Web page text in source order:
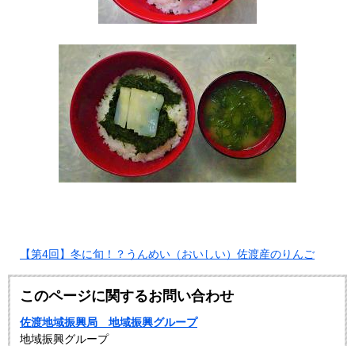
【第4回】冬に旬！？うんめい（おいしい）佐渡産のりんご
このページに関するお問い合わせ
佐渡地域振興局 地域振興グループ
地域振興グループ